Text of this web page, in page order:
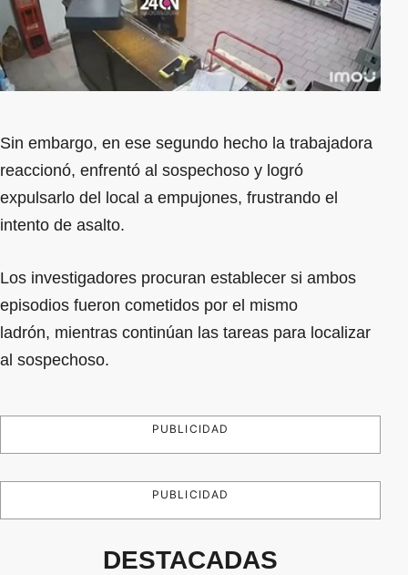
Sin embargo, en ese segundo hecho la trabajadora
reaccionó, enfrentó al sospechoso y logró
expulsarlo del local a empujones, frustrando el
intento de asalto.
Los investigadores procuran establecer si ambos
episodios fueron cometidos por el mismo
ladrón, mientras continúan las tareas para localizar
al sospechoso.
PUBLICIDAD
PUBLICIDAD
DESTACADAS